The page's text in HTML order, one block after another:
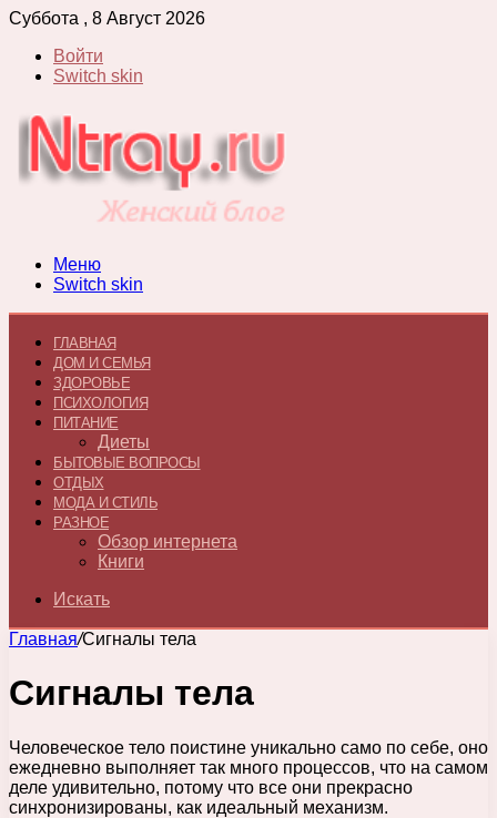
Суббота , 8 Август 2026
Войти
Switch skin
Меню
Switch skin
ГЛАВНАЯ
ДОМ И СЕМЬЯ
ЗДОРОВЬЕ
ПСИХОЛОГИЯ
ПИТАНИЕ
Диеты
БЫТОВЫЕ ВОПРОСЫ
ОТДЫХ
МОДА И СТИЛЬ
РАЗНОЕ
Обзор интернета
Книги
Искать
Главная/Сигналы тела
Сигналы тела
Человеческое тело поистине уникально само по себе, оно
ежедневно выполняет так много процессов, что на самом
деле удивительно, потому что все они прекрасно
синхронизированы, как идеальный механизм.